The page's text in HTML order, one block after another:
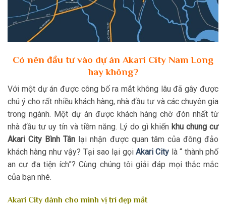
Có nên đầu tư vào dự án Akari City Nam Long
hay không?
Với một dự án được công bố ra mắt không lâu đã gây được
chú ý cho rất nhiều khách hàng, nhà đầu tư và các chuyên gia
trong ngành. Một dự án được khách hàng chờ đón nhất từ
nhà đầu tư uy tín và tiềm năng. Lý do gì khiến khu chung cư
Akari City Bình Tân lại nhận được quan tâm của đông đảo
khách hàng như vậy? Tại sao lại gọiAkari City là “ thành phố
an cư đa tiện ích”? Cùng chúng tôi giải đáp mọi thắc mắc
của bạn nhé.
Akari City dành cho mình vị trí đẹp mắt